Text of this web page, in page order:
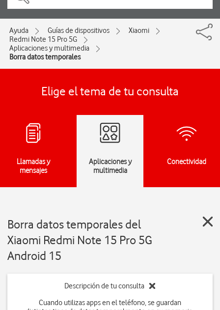
Ayuda Guías de dispositivos
Xiaomi
Redmi Note 15 Pro 5G
Aplicaciones y multimedia
Borra datos temporales
Elige el tema de tu consulta
Llamadas y
mensajes
Aplicaciones y
multimedia
Conectividad
Borra datos temporales del
Xiaomi Redmi Note 15 Pro 5G
Android 15
Descripción de tu consulta
Cuando utilizas apps en el teléfono, se guardan